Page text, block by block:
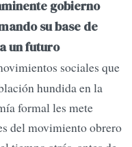
gobierno
su base de
un futuro
sociales que
hundida en la
formal les mete
del movimiento obrero